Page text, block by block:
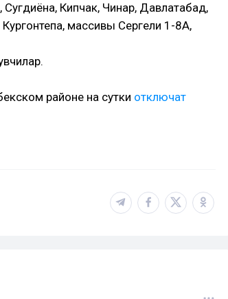
Кипчак, Чинар, Давлатабад,
массивы Сергели 1-8А,
районе на сутки отключат